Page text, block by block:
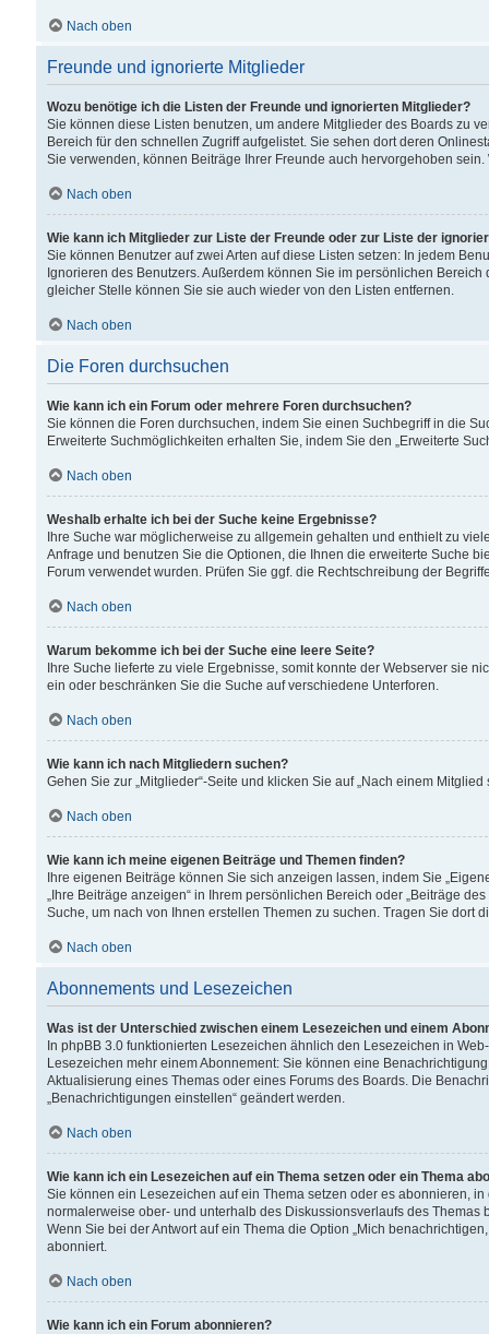
Nach oben
Freunde und ignorierte Mitglieder
Wozu benötige ich die Listen der Freunde und ignorierten Mitglieder?
Sie können diese Listen benutzen, um andere Mitglieder des Boards zu
Bereich für den schnellen Zugriff aufgelistet. Sie sehen dort deren
Sie verwenden, können Beiträge Ihrer Freunde auch hervorgehoben
Nach oben
Wie kann ich Mitglieder zur Liste der Freunde oder zur Liste der
Sie können Benutzer auf zwei Arten auf diese Listen setzen: In jedem
Ignorieren des Benutzers. Außerdem können Sie im persönlichen
gleicher Stelle können Sie sie auch wieder von den Listen entfernen.
Nach oben
Die Foren durchsuchen
Wie kann ich ein Forum oder mehrere Foren durchsuchen?
Sie können die Foren durchsuchen, indem Sie einen Suchbegriff in die
Erweiterte Suchmöglichkeiten erhalten Sie, indem Sie den „Erweiterte
Nach oben
Weshalb erhalte ich bei der Suche keine Ergebnisse?
Ihre Suche war möglicherweise zu allgemein gehalten und enthielt zu
Anfrage und benutzen Sie die Optionen, die Ihnen die erweiterte Suche
Forum verwendet wurden. Prüfen Sie ggf. die Rechtschreibung der
Nach oben
Warum bekomme ich bei der Suche eine leere Seite?
Ihre Suche lieferte zu viele Ergebnisse, somit konnte der Webserver sie
ein oder beschränken Sie die Suche auf verschiedene Unterforen.
Nach oben
Wie kann ich nach Mitgliedern suchen?
Gehen Sie zur „Mitglieder“-Seite und klicken Sie auf „Nach einem Mitglied
Nach oben
Wie kann ich meine eigenen Beiträge und Themen finden?
Ihre eigenen Beiträge können Sie sich anzeigen lassen, indem Sie
„Ihre Beiträge anzeigen“ in Ihrem persönlichen Bereich oder „Beiträge
Suche, um nach von Ihnen erstellen Themen zu suchen. Tragen Sie dort
Nach oben
Abonnements und Lesezeichen
Was ist der Unterschied zwischen einem Lesezeichen und einem
In phpBB 3.0 funktionierten Lesezeichen ähnlich den Lesezeichen in
Lesezeichen mehr einem Abonnement: Sie können eine
Aktualisierung eines Themas oder eines Forums des Boards. Die
„Benachrichtigungen einstellen“ geändert werden.
Nach oben
Wie kann ich ein Lesezeichen auf ein Thema setzen oder ein Thema
Sie können ein Lesezeichen auf ein Thema setzen oder es abonnieren,
normalerweise ober- und unterhalb des Diskussionsverlaufs des Themas
Wenn Sie bei der Antwort auf ein Thema die Option „Mich
abonniert.
Nach oben
Wie kann ich ein Forum abonnieren?